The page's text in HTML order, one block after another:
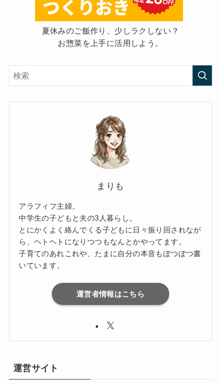
夏休みのご飯作り、少しラクしない？
お惣菜を上手に活用しよう。
まりも
アラフィフ主婦。
中学生の子どもと夫の3人暮らし。
とにかくよく絡んでくる子どもに日々振り回されなが
ら、ヘトヘトになりつつもなんとかやってます。
子育てのあれこれや、たまに自分の本音もぽつぽつ書
いています。
運営者情報はこちら
運営サイト